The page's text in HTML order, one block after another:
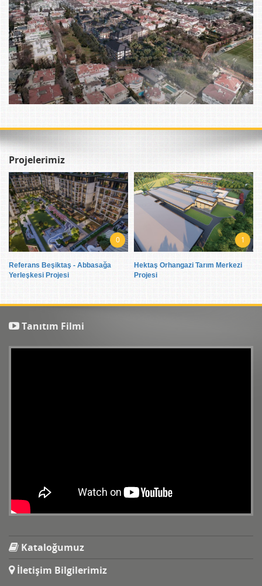
Projelerimiz
0
Referans Beşiktaş - Abbasağa
Yerleşkesi Projesi
1
Hektaş Orhangazi Tarım Merkezi
Projesi
Tanıtım Filmi
Kataloğumuz
İletişim Bilgilerimiz